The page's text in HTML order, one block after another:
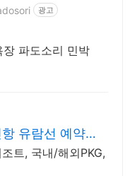
광고
파도소리 민박
유람선 예약은
트, 국내/해외PKG,